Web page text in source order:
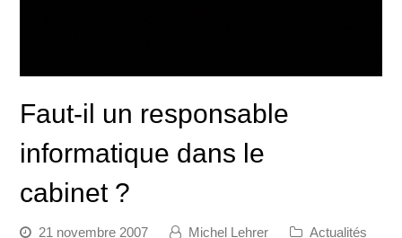
Faut-il un responsable
informatique dans le
cabinet ?
21 novembre 2007 Michel Lehrer Actualités